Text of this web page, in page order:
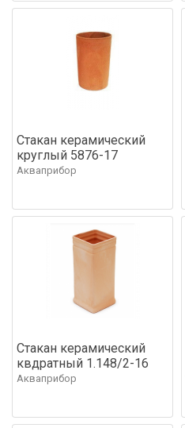
Стакан керамический
круглый 5876-17
Акваприбор
Стакан керамический
квдратный 1.148/2-16
Акваприбор